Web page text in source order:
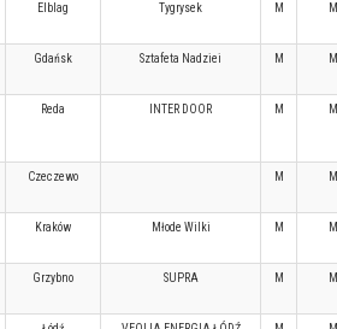
Elblag Tygrysek M
Gdańsk Sztafeta Nadziei M
Reda INTER DOOR M
Czeczewo M
Kraków Młode Wilki M
Grzybno SUPRA M